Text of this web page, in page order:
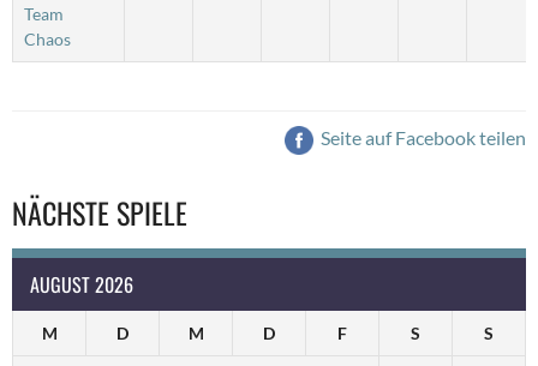
Team
Chaos
Seite auf Facebook teilen
NÄCHSTE SPIELE
AUGUST 2026
M D M D F S S